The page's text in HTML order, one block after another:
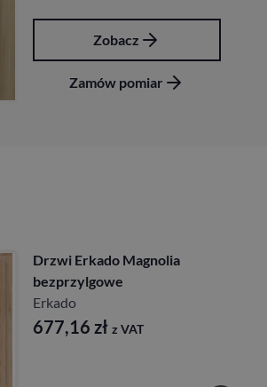
Zobacz
Zamów pomiar
Drzwi Erkado Magnolia
bezprzylgowe
Erkado
677,16 zł z VAT